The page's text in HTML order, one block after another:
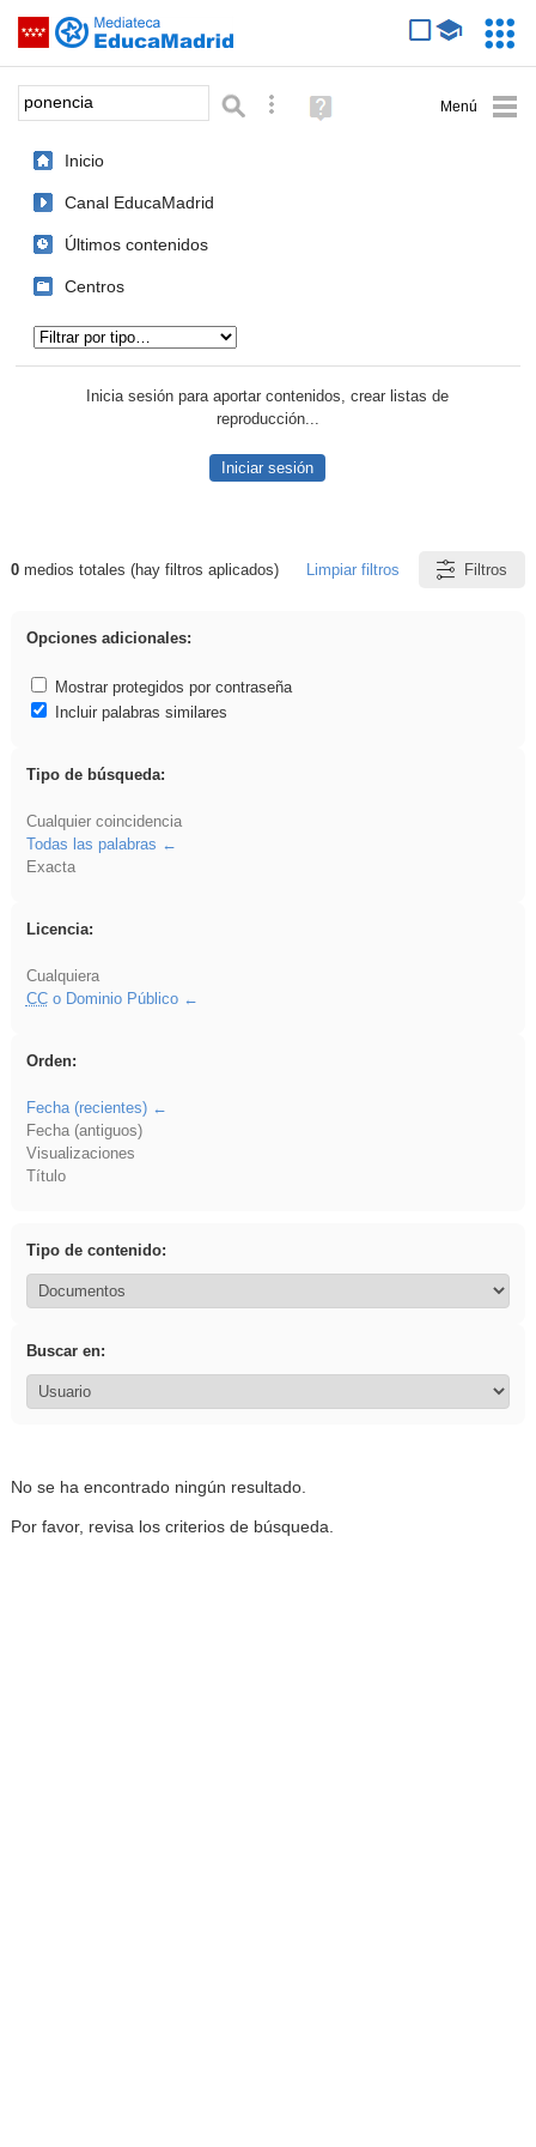
Saltar navegación
Palabra o frase: Búsqueda avanzada
Ayuda
(en
Inicio
Canal EducaMadrid
Últimos contenidos
Centros
Inicia sesión para aportar contenidos, crear listas de
reproducción...
Iniciar sesión
Resultados de: ponencia
0medios totales (hay filtros aplicados) Limpiar filtros Filtros
Opciones adicionales:
Mostrar protegidos por contraseña
Incluir palabras similares
Tipo de búsqueda:
Cualquier coincidencia
Todas las palabras
Exacta
Licencia:
Cualquiera
CCo Dominio Público
Orden:
Fecha (recientes)
Fecha (antiguos)
Visualizaciones
Título
Tipo de contenido:
Buscar en:
No se ha encontrado ningún resultado.
Por favor, revisa los criterios de búsqueda.